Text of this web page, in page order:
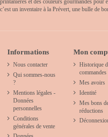
printanières et des couleurs gourmandes pour
c’est un inventaire à la Prévert, une bulle de
Informations
Nous contacter
Qui sommes-nous
?
Mentions légales -
Données
personnelles
Conditions
générales de vente
Mon
Historique
commandes
Mes avoirs
Identité
Mes bons
réductions